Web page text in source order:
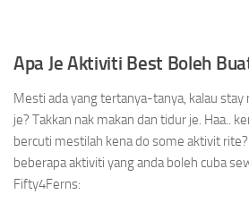
Apa Je Aktiviti Best Boleh
Mesti ada yang tertanya-tanya, kalau
je? Takkan nak makan dan tidur je. Haa..
bercuti mestilah kena do some aktivit
beberapa aktiviti yang anda boleh cuba
Fifty4Ferns: